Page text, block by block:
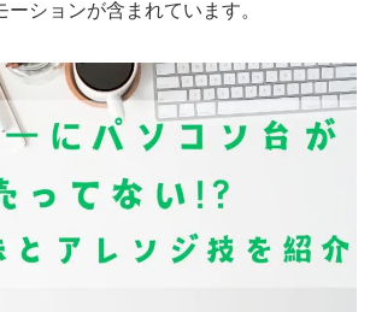
ションが含まれています。